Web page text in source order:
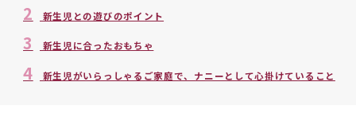
2 新生児との遊びのポイント
3 新生児に合ったおもちゃ
4 新生児がいらっしゃるご家庭で、ナニーとして心掛けていること